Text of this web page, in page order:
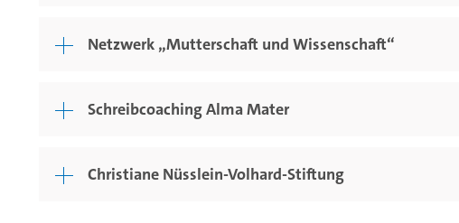
Netzwerk „Mutterschaft und Wissenschaft“
Schreibcoaching Alma Mater
Christiane Nüsslein-Volhard-Stiftung